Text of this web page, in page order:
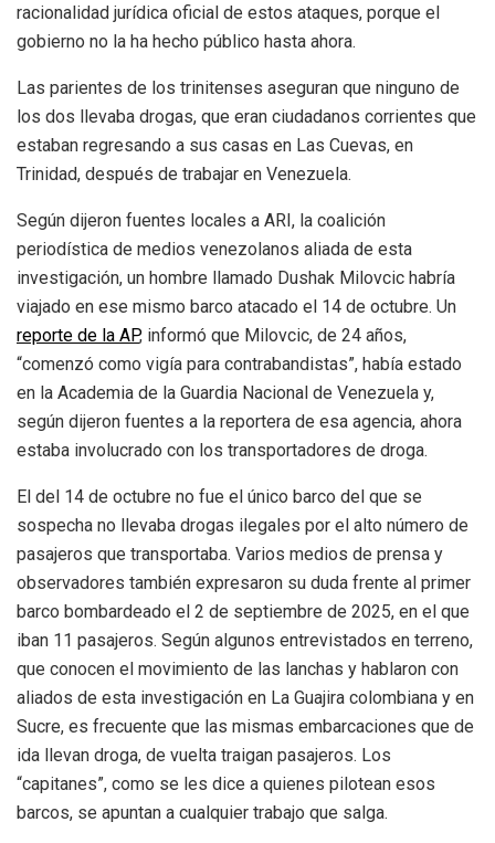
racionalidad jurídica oficial de estos ataques, porque el
gobierno no la ha hecho público hasta ahora.
Las parientes de los trinitenses aseguran que ninguno de
los dos llevaba drogas, que eran ciudadanos corrientes que
estaban regresando a sus casas en Las Cuevas, en
Trinidad, después de trabajar en Venezuela.
Según dijeron fuentes locales a ARI, la coalición
periodística de medios venezolanos aliada de esta
investigación, un hombre llamado Dushak Milovcic habría
viajado en ese mismo barco atacado el 14 de octubre. Un
reporte de la AP, informó que Milovcic, de 24 años,
“comenzó como vigía para contrabandistas”, había estado
en la Academia de la Guardia Nacional de Venezuela y,
según dijeron fuentes a la reportera de esa agencia, ahora
estaba involucrado con los transportadores de droga.
El del 14 de octubre no fue el único barco del que se
sospecha no llevaba drogas ilegales por el alto número de
pasajeros que transportaba. Varios medios de prensa y
observadores también expresaron su duda frente al primer
barco bombardeado el 2 de septiembre de 2025, en el que
iban 11 pasajeros. Según algunos entrevistados en terreno,
que conocen el movimiento de las lanchas y hablaron con
aliados de esta investigación en La Guajira colombiana y en
Sucre, es frecuente que las mismas embarcaciones que de
ida llevan droga, de vuelta traigan pasajeros. Los
“capitanes”, como se les dice a quienes pilotean esos
barcos, se apuntan a cualquier trabajo que salga.